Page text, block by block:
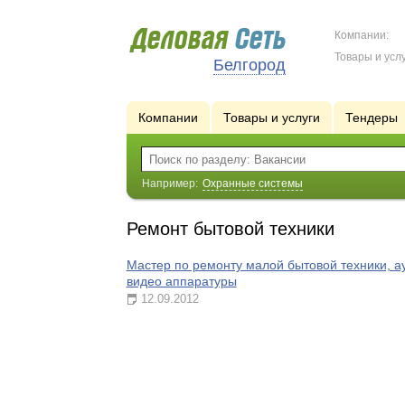
Белгород
Компании:
Товары и
Компании Товары и услуги Тендеры
Например: Охранные системы
Ремонт бытовой техники
Мастер по ремонту малой бытовой техники,
видео аппаратуры
12.09.2012